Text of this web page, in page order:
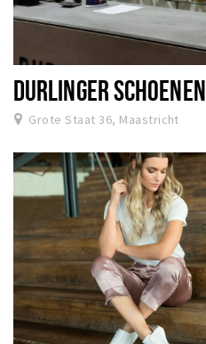
DURLINGER SCHOENEN
Grote Staat 36, Maastricht